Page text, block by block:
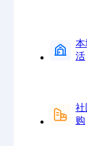
本
活
社
购